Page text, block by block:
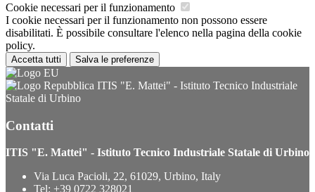
Cookie necessari per il funzionamento
I cookie necessari per il funzionamento non possono essere
disabilitati. È possibile consultare l'elenco nella pagina della cookie
policy.
Accetta tutti Salva le preferenze
ITIS "E. Mattei" - Istituto Tecnico Industriale
Statale di Urbino
Contatti
ITIS "E. Mattei" - Istituto Tecnico Industriale Statale di Urbino
Via Luca Pacioli, 22, 61029, Urbino, Italy
Tel: +39 0722 328021